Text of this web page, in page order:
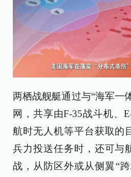
两栖战舰艇通过与“海军一
网，共享由F-35战斗机、
航时无人机等平台获取的
兵力投送任务时，还可与
战，从防区外或从侧翼“